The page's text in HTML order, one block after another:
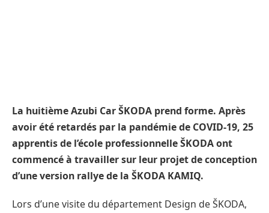
La huitième Azubi Car ŠKODA prend forme. Après
avoir été retardés par la pandémie de COVID-19, 25
apprentis de l’école professionnelle ŠKODA ont
commencé à travailler sur leur projet de conception
d’une version rallye de la ŠKODA KAMIQ.
Lors d’une visite du département Design de ŠKODA,